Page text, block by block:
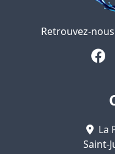
Retrouvez-
La
Saint-